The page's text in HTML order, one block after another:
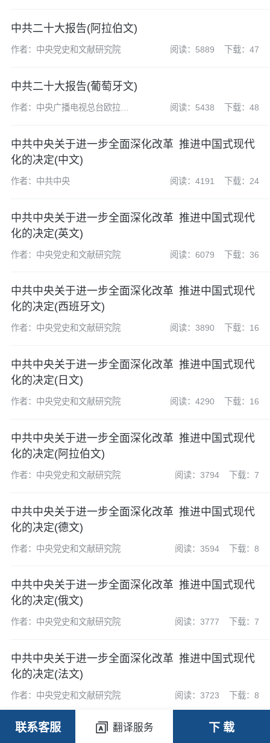
中共二十大报告(阿拉伯文)
作者：中央党史和文献研究院 阅读：5889 下载：47
中共二十大报告(葡萄牙文)
作者：中央广播电视总台欧拉中
阅读：5438 下载：48
中共中央关于进一步全面深化改革 推进中国式现代
化的决定(中文)
作者：中共中央 阅读：4191 下载：24
中共中央关于进一步全面深化改革 推进中国式现代
化的决定(英文)
作者：中央党史和文献研究院 阅读：6079 下载：36
中共中央关于进一步全面深化改革 推进中国式现代
化的决定(西班牙文)
作者：中央党史和文献研究院 阅读：3890 下载：16
中共中央关于进一步全面深化改革 推进中国式现代
化的决定(日文)
作者：中央党史和文献研究院 阅读：4290 下载：16
中共中央关于进一步全面深化改革 推进中国式现代
化的决定(阿拉伯文)
作者：中央党史和文献研究院 阅读：3794 下载：7
中共中央关于进一步全面深化改革 推进中国式现代
化的决定(德文)
作者：中央党史和文献研究院 阅读：3594 下载：8
中共中央关于进一步全面深化改革 推进中国式现代
化的决定(俄文)
作者：中央党史和文献研究院 阅读：3777 下载：7
中共中央关于进一步全面深化改革 推进中国式现代
化的决定(法文)
作者：中央党史和文献研究院 阅读：3723 下载：8
联系客服 翻译服务 下 载